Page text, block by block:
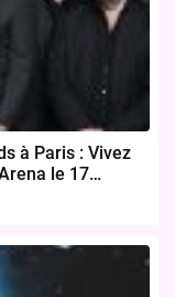
à Paris : Vivez
le 17